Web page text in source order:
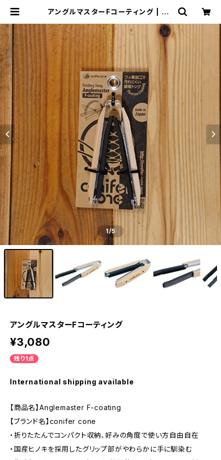
アングルマスターFコーティング | TH
1/5
アングルマスターFコーティング
¥3,080
残り1点
International shipping available
【商品名】Anglemaster F-coating
【ブランド名】conifer cone
・折りたたんでコンパクト収納、好みの角度で使い方自由自在
・国産ヒノキを採用したグリップ部がやわらかに手に馴染む